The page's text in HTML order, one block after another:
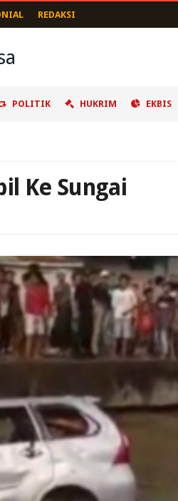
REDAKSI
POLITIK HUKRIM EKBIS
Ke Sungai